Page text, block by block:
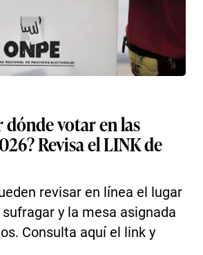
dónde votar en las
Revisa el LINK de
revisar en línea el lugar
y la mesa asignada
Consulta aquí el link y